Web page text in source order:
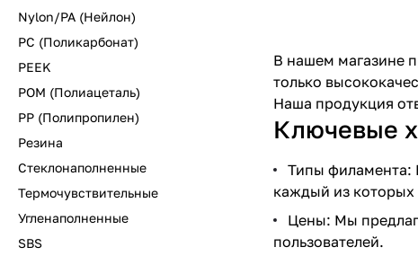
В нашем магазине
только
Наша продукция
Ключевые
Типы филамента:
каждый из которых
Цены: Мы
пользователей.
Nylon/PA (Нейлон)
PC (Поликарбонат)
PEEK
POM (Полиацеталь)
PP (Полипропилен)
Резина
Стеклонаполненные
Термочувствительные
Угленаполненные
SBS